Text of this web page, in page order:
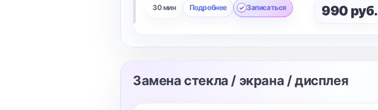
30 мин Подробнее Записаться 990 руб.
Замена стекла / экрана / дисплея